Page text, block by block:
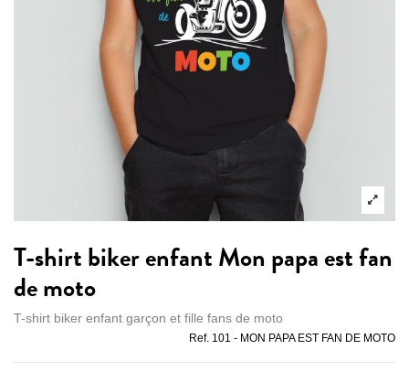
T-shirt biker enfant Mon papa est fan
de moto
T-shirt biker enfant garçon et fille fans de moto
Ref. 101 - MON PAPA EST FAN DE MOTO